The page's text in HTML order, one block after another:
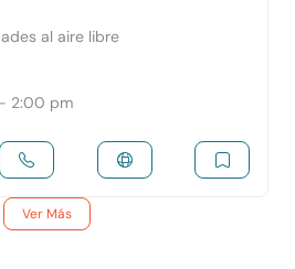
al aire libre
2:00 pm
Ver Más